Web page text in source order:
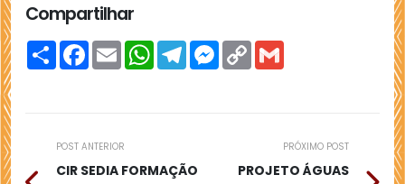
Compartilhar
Compartilhar
Facebook
Email WhatsAppTelegramMessenger
Copy
Link
POST ANTERIOR
CIR SEDIA FORMAÇÃO
PRÓXIMO POST
PROJETO ÁGUAS